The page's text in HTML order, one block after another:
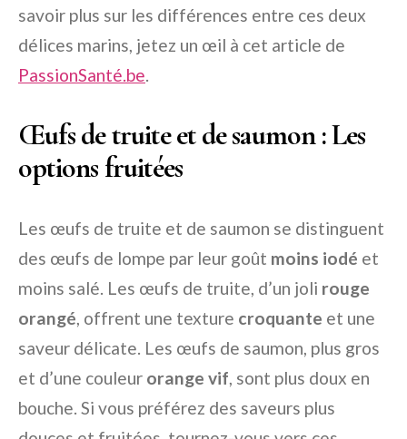
savoir plus sur les différences entre ces deux
délices marins, jetez un œil à cet article de
PassionSanté.be.
Œufs de truite et de saumon : Les
options fruitées
Les œufs de truite et de saumon se distinguent
des œufs de lompe par leur goût moins iodé et
moins salé. Les œufs de truite, d’un joli rouge
orangé, offrent une texture croquante et une
saveur délicate. Les œufs de saumon, plus gros
et d’une couleur orange vif, sont plus doux en
bouche. Si vous préférez des saveurs plus